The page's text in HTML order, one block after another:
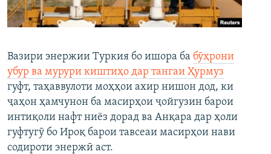
Вазири энержии Туркия бо ишора ба бӯҳрони
убур ва мурури киштиҳо дар тангаи Ҳурмуз
гуфт, таҳаввулоти моҳҳои ахир нишон дод, ки
ҷаҳон ҳамчунон ба масирҳои ҷойгузин барои
интиқоли нафт ниёз дорад ва Анқара дар ҳоли
гуфтугӯ бо Ироқ барои тавсеаи масирҳои нави
содироти энержӣ аст.